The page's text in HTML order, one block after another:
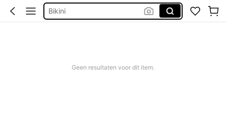
Bikini
Geen resultaten voor dit item.